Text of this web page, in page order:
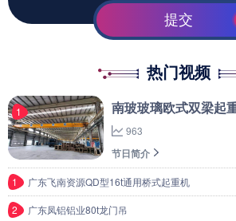
提交
热门视频
1 南玻玻璃欧式双梁起
963
节日简介
1 广东飞南资源QD型16t通用桥式起重机
2 广东凤铝铝业80t龙门吊